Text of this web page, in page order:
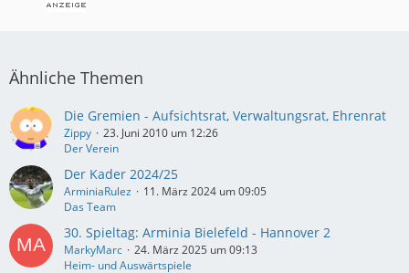
Ähnliche Themen
Die Gremien - Aufsichtsrat, Verwaltungsrat, Ehrenrat
Zippy
23. Juni 2010 um 12:26
Der Verein
Der Kader 2024/25
ArminiaRulez
11. März 2024 um 09:05
Das Team
30. Spieltag: Arminia Bielefeld - Hannover 2
MarkyMarc
24. März 2025 um 09:13
Heim- und Auswärtspiele